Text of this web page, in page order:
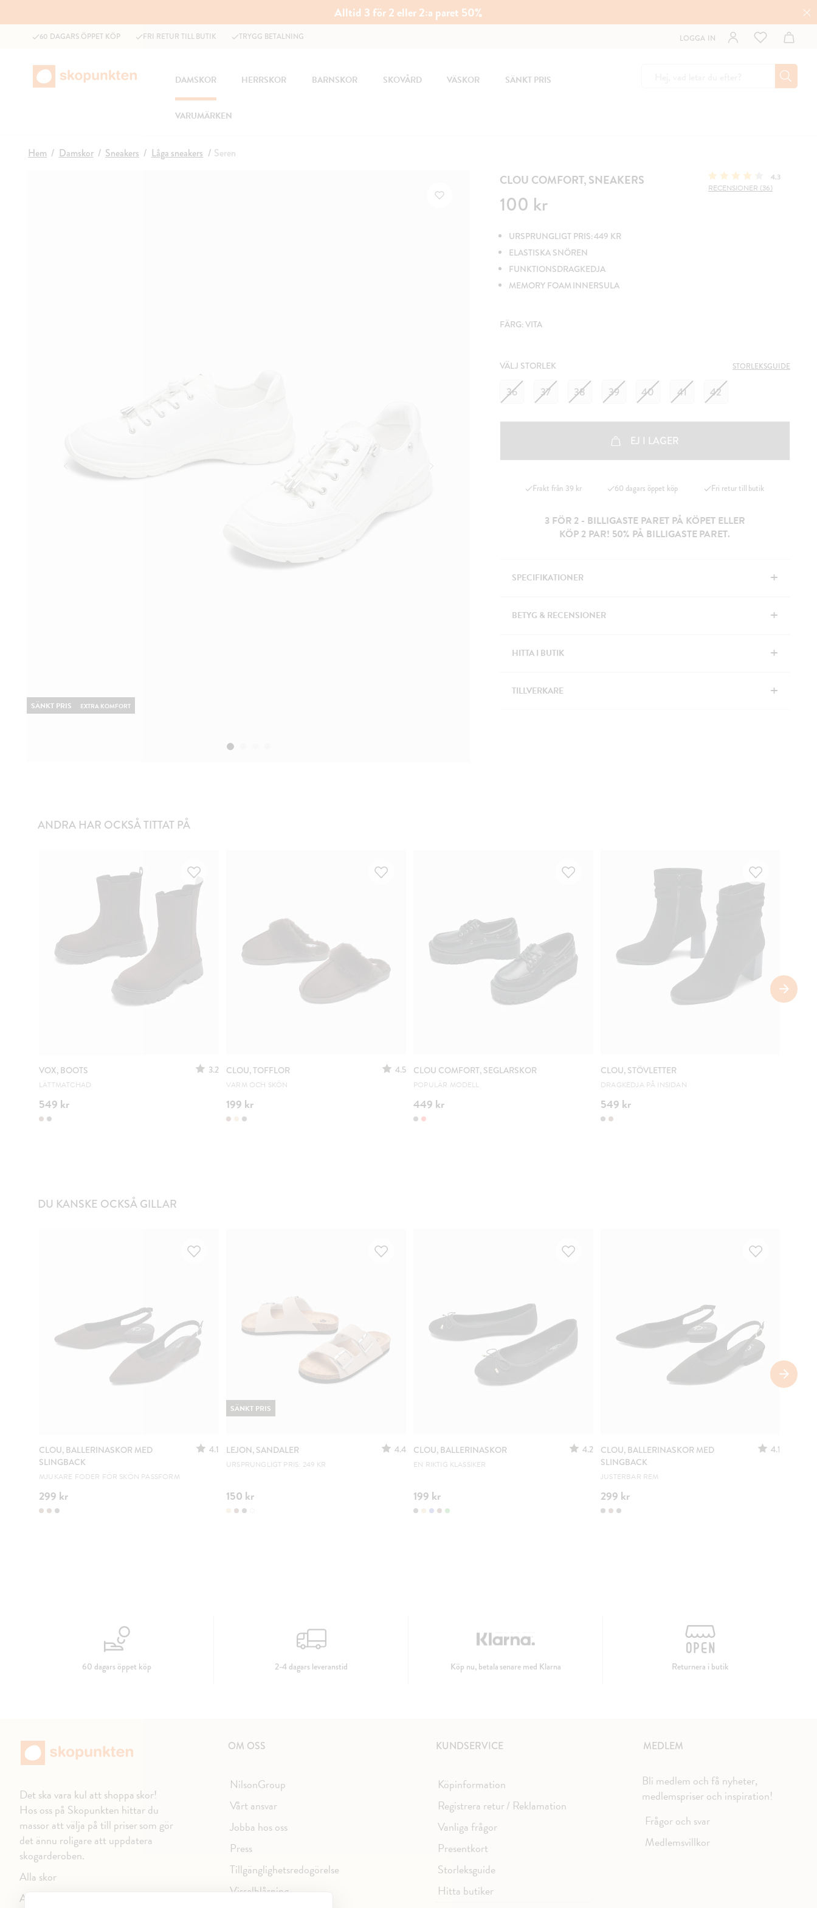
Alltid 3 för 2 eller 2:a paret 50%
60 DAGARS ÖPPET KÖP FRI RETUR TILL BUTIK TRYGG BETALNING LOGGA IN
DAMSKOR HERRSKOR BARNSKOR SKOVÅRD VÄSKOR SÄNKT PRIS
VARUMÄRKEN
Hem Damskor Sneakers Låga sneakers Seren
SÄNKT PRIS EXTRA KOMFORT
CLOU COMFORT, SNEAKERS
Pris: 100 kr
100 kr
4.3
RECENSIONER (36)
URSPRUNGLIGT PRIS: 449 KR
ELASTISKA SNÖREN
FUNKTIONSDRAGKEDJA
MEMORY FOAM INNERSULA
FÄRG: VITA
VÄLJ STORLEK STORLEKSGUIDE
36 37 38 39 40 41 42
EJ I LAGER
Frakt från 39 kr 60 dagars öppet köp Fri retur till butik
3 FÖR 2 - BILLIGASTE PARET PÅ KÖPET ELLER
KÖP 2 PAR! 50% PÅ BILLIGASTE PARET.
SPECIFIKATIONER +
BETYG & RECENSIONER +
HITTA I BUTIK +
TILLVERKARE +
ANDRA HAR OCKSÅ TITTAT PÅ
VOX, BOOTS 3.2
LÄTTMATCHAD
549 kr
CLOU, TOFFLOR 4.5
VARM OCH SKÖN
199 kr
CLOU COMFORT, SEGLARSKOR
POPULÄR MODELL
449 kr
CLOU, STÖVLETTER
DRAGKEDJA PÅ INSIDAN
549 kr
DU KANSKE OCKSÅ GILLAR
CLOU, BALLERINASKOR MED
SLINGBACK
4.1
MJUKARE FODER FÖR SKÖN PASSFORM
299 kr
LEJON, SANDALER 4.4
URSPRUNGLIGT PRIS: 249 KR
150 kr
SÄNKT PRIS
CLOU, BALLERINASKOR 4.2
EN RIKTIG KLASSIKER
199 kr
CLOU, BALLERINASKOR MED
SLINGBACK
4.1
JUSTERBAR REM
299 kr
60 dagars öppet köp 2-4 dagars leveranstid Köp nu, betala senare med Klarna Returnera i butik
Det ska vara kul att shoppa skor!
Hos oss på Skopunkten hittar du
massor att välja på till priser som gör
det ännu roligare att uppdatera
skogarderoben.
Alla skor
Alla varumärken
OM OSS
NilsonGroup
Vårt ansvar
Jobba hos oss
Press
Tillgänglighetsredogörelse
Visselblåsning
KUNDSERVICE
Köpinformation
Registrera retur / Reklamation
Vanliga frågor
Presentkort
Storleksguide
Hitta butiker
MEDLEM
Bli medlem och få nyheter,
medlemspriser och inspiration!
Frågor och svar
Medlemsvillkor